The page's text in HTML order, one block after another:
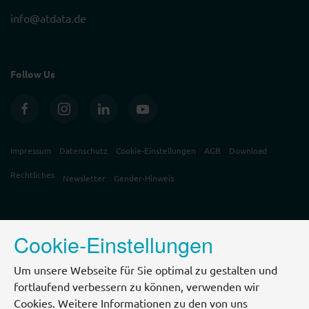
info@atdata.de
Follow Us
Impressum Datenschutz Cookie-Einstellungen AGB Download
Rechtliches Newsletter Gender-Hinweis
Cookie-Einstellungen
Um unsere Webseite für Sie optimal zu gestalten und
fortlaufend verbessern zu können, verwenden wir
Cookies. Weitere Informationen zu den von uns